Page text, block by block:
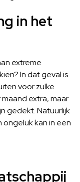
in het
extreme
In dat geval is
voor zulke
extra, maar
gedekt. Natuurlijk
ongeluk kan in een